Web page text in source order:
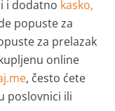
i dodatno kasko,
popuste za
za prelazak
online
, često ćete
poslovnici ili